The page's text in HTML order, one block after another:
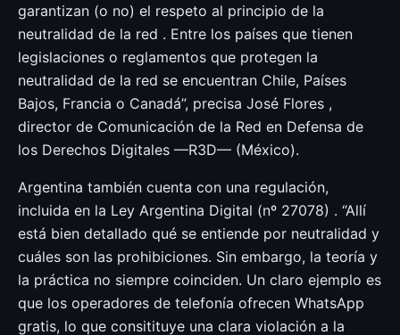
garantizan (o no) el respeto al principio de la
neutralidad de la red . Entre los países que tienen
legislaciones o reglamentos que protegen la
neutralidad de la red se encuentran Chile, Países
Bajos, Francia o Canadá”, precisa José Flores ,
director de Comunicación de la Red en Defensa de
los Derechos Digitales —R3D— (México).
Argentina también cuenta con una regulación,
incluida en la Ley Argentina Digital (nº 27078) . “Allí
está bien detallado qué se entiende por neutralidad y
cuáles son las prohibiciones. Sin embargo, la teoría y
la práctica no siempre coinciden. Un claro ejemplo es
que los operadores de telefonía ofrecen WhatsApp
gratis, lo que consitituye una clara violación a la